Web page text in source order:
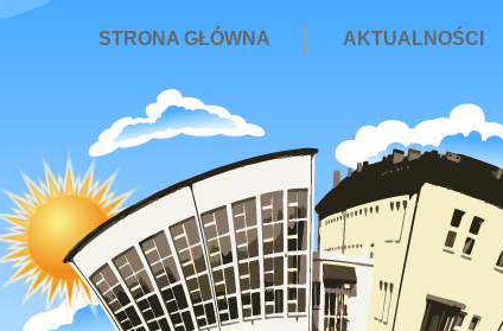
STRONA GŁÓWNA AKTUALNOŚCI